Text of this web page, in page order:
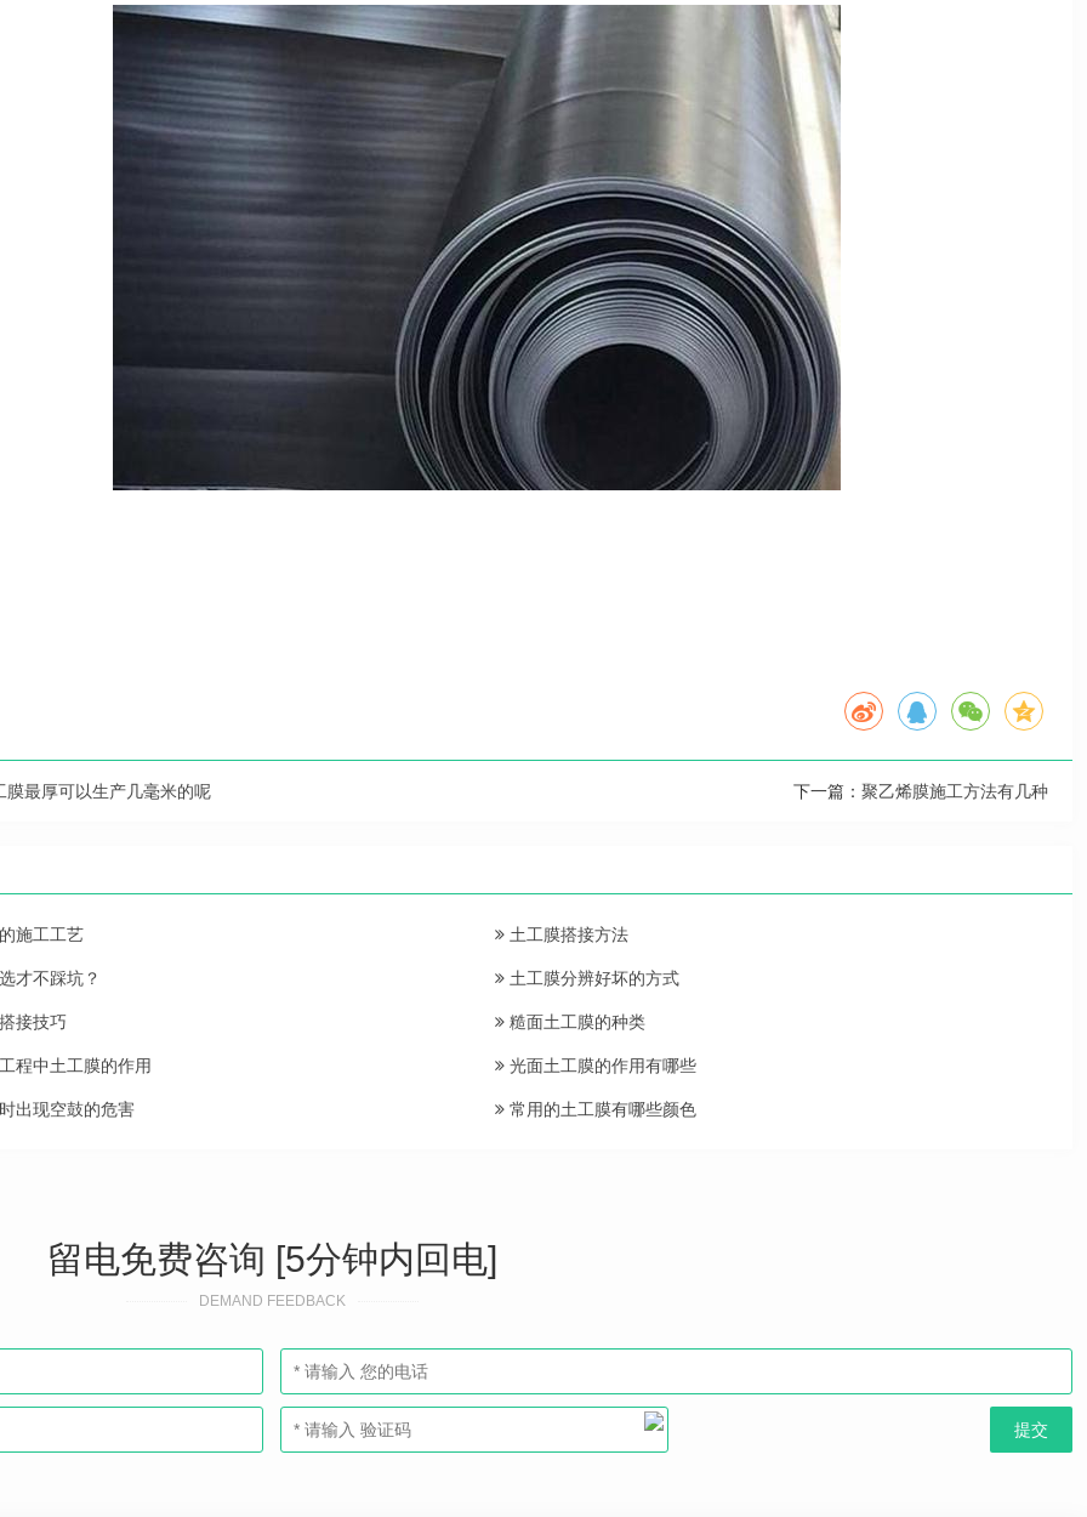
膜最厚可以生产几毫米的呢 下一篇： 聚乙烯膜施工方法有几种
施工工艺 土工膜搭接方法
才不踩坑？ 土工膜分辨好坏的方式
接技巧 糙面土工膜的种类
程中土工膜的作用 光面土工膜的作用有哪些
出现空鼓的危害 常用的土工膜有哪些颜色
留电免费咨询 [5分钟内回电]
DEMAND FEEDBACK